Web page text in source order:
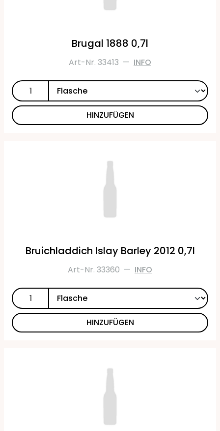
Brugal 1888 0,7l
Art-Nr. 33413 — INFO
HINZUFÜGEN
Bruichladdich Islay Barley 2012 0,7l
Art-Nr. 33360 — INFO
HINZUFÜGEN